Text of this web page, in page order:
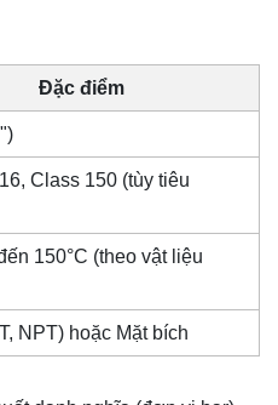
Đặc điểm
Class 150 (tùy tiêu
150°C (theo vật liệu
NPT) hoặc Mặt bích